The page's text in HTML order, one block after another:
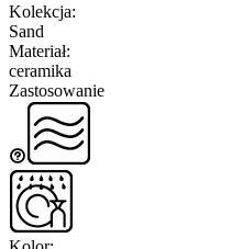
Kolekcja:
Sand
Materiał:
ceramika
Zastosowanie